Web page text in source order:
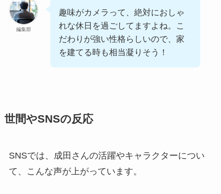
編集部
趣味がカメラって、絶対におしゃ
れな休日を過ごしてますよね。こ
だわりが強い性格らしいので、家
を建てる時も相当凝りそう！
世間やSNSの反応
SNSでは、成田さんの活躍やキャラクターについ
て、こんな声が上がっています。